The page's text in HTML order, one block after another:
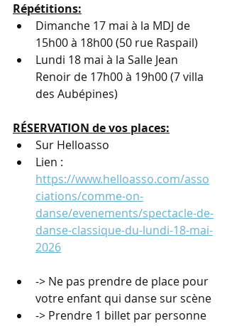
Répétitions:
Dimanche 17 mai à la MDJ de
15h00 à 18h00 (50 rue Raspail)
Lundi 18 mai à la Salle Jean
Renoir de 17h00 à 19h00 (7 villa
des Aubépines)
RÉSERVATION de vos places:
Sur Helloasso
Lien :
https://www.helloasso.com/asso
ciations/comme-on-
danse/evenements/spectacle-de-
danse-classique-du-lundi-18-mai-
2026
-> Ne pas prendre de place pour
votre enfant qui danse sur scène
-> Prendre 1 billet par personne